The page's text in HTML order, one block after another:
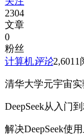
2304
文章
0
粉丝
计算机评论2,601 1
清华大学元宇宙实
DeepSeek从入门
解决DeepSeek使